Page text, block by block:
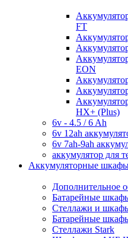
FT
EON
HX+ (Plus)
6v - 4.5 / 6 Ah
6v 12ah
6v 7ah-9ah
аккумулятор для
Аккумуляторные
Дополнительное
Батарейные
Стеллажи и
Батарейные
Стеллажи Stark